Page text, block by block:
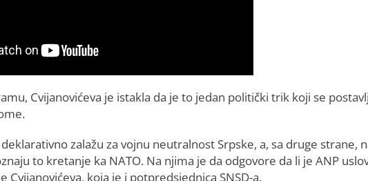
Cvijanovićeva je istakla da je to jedan politički trik koji se
zalažu za vojnu neutralnost Srpske, a, sa druge strane,
to kretanje ka NATO. Na njima je da odgovore da li je ANP
Cvijanovićeva, koja je i potpredsjednica SNSD-a.